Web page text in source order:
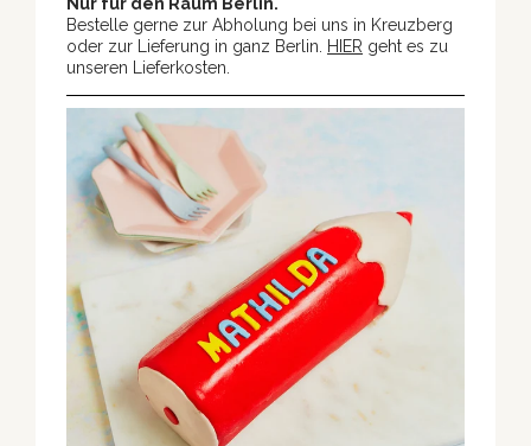
Bestelle gerne zur Abholung bei uns in Kreuzberg
oder zur Lieferung in ganz Berlin. HIER geht es zu
unseren Lieferkosten.